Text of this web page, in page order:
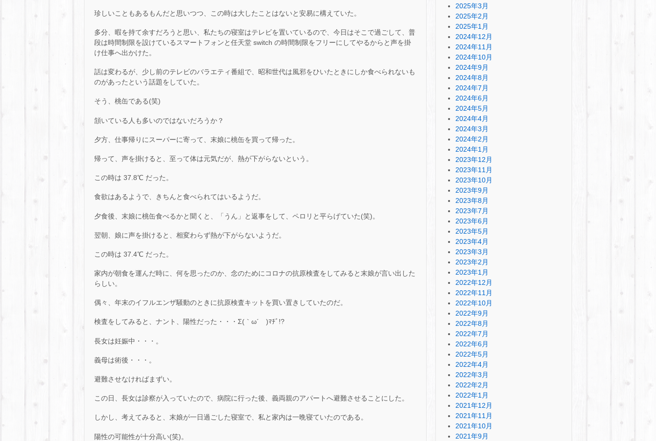
珍しいこともあるもんだと思いつつ、この時は大したことはないと安易に構えていた。
多分、暇を持て余すだろうと思い、私たちの寝室はテレビを置いているので、今日はそこで過ごして、普
段は時間制限を設けているスマートフォンと任天堂 switch の時間制限をフリーにしてやるからと声を掛
け仕事へ出かけた。
話は変わるが、少し前のテレビのバラエティ番組で、昭和世代は風邪をひいたときにしか食べられないも
のがあったという話題をしていた。
そう、桃缶である(笑)
頷いている人も多いのではないだろうか？
夕方、仕事帰りにスーパーに寄って、末娘に桃缶を買って帰った。
帰って、声を掛けると、至って体は元気だが、熱が下がらないという。
この時は 37.8℃ だった。
食欲はあるようで、きちんと食べられてはいるようだ。
夕食後、末娘に桃缶食べるかと聞くと、「うん」と返事をして、ペロリと平らげていた(笑)。
翌朝、娘に声を掛けると、相変わらず熱が下がらないようだ。
この時は 37.4℃ だった。
家内が朝食を運んだ時に、何を思ったのか、念のためにコロナの抗原検査をしてみると末娘が言い出した
らしい。
偶々、年末のイフルエンザ騒動のときに抗原検査キットを買い置きしていたのだ。
検査をしてみると、ナント、陽性だった・・・Σ(｀ω´ )ﾏﾁﾞ!?
長女は妊娠中・・・。
義母は術後・・・。
避難させなければまずい。
この日、長女は診察が入っていたので、病院に行った後、義両親のアパートへ避難させることにした。
しかし、考えてみると、末娘が一日過ごした寝室で、私と家内は一晩寝ていたのである。
陽性の可能性が十分高い(笑)。
2025年3月
2025年2月
2025年1月
2024年12月
2024年11月
2024年10月
2024年9月
2024年8月
2024年7月
2024年6月
2024年5月
2024年4月
2024年3月
2024年2月
2024年1月
2023年12月
2023年11月
2023年10月
2023年9月
2023年8月
2023年7月
2023年6月
2023年5月
2023年4月
2023年3月
2023年2月
2023年1月
2022年12月
2022年11月
2022年10月
2022年9月
2022年8月
2022年7月
2022年6月
2022年5月
2022年4月
2022年3月
2022年2月
2022年1月
2021年12月
2021年11月
2021年10月
2021年9月